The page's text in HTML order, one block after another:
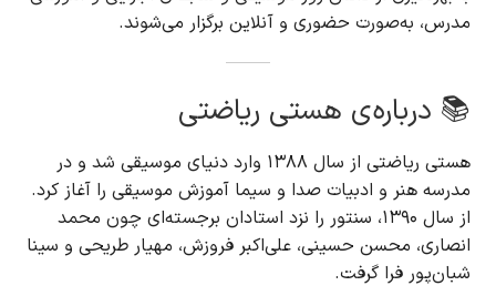
مدرس، به‌صورت حضوری و آنلاین برگزار می‌شوند.
📚 درباره‌ی هستی ریاضتی
هستی ریاضتی از سال ۱۳۸۸ وارد دنیای موسیقی شد و در
مدرسه هنر و ادبیات صدا و سیما آموزش موسیقی را آغاز کرد.
از سال ۱۳۹۰، سنتور را نزد استادان برجسته‌ای چون محمد
انصاری، محسن حسینی، علی‌اکبر فروزش، مهیار طریحی و سینا
شبان‌پور فرا گرفت.